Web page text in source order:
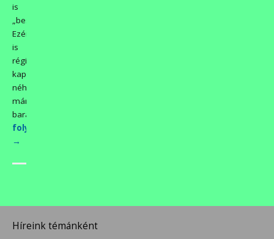
is
„besegítettek”.
Ezért
is
régi
kapcsolat,
néhányukkal
már
barátság…
folytatás>>>
→
Híreink témánként